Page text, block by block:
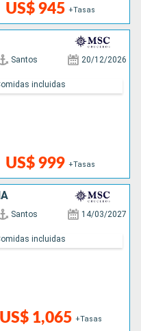
US$ 945 +Tasas
Santos 20/12/2026
US$ 999 +Tasas
incluidas
Santos 14/03/2027
US$ 1,065 +Tasas
incluidas